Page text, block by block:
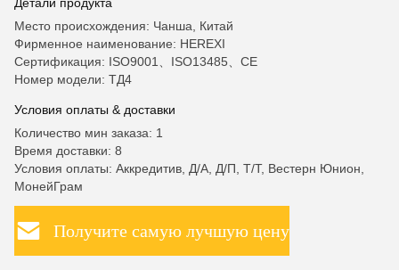
Место происхождения: Чанша, Китай
Фирменное наименование: HEREXI
Сертификация: ISO9001、ISO13485、CE
Номер модели: ТД4
Условия оплаты & доставки
Количество мин заказа: 1
Время доставки: 8
Условия оплаты: Аккредитив, Д/А, Д/П, Т/Т, Вестерн Юнион,
МонейГрам
Получите самую лучшую цену